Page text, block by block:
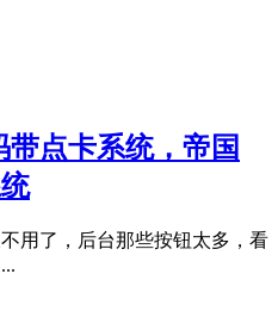
点卡系统，帝国
用了，后台那些按钮太多，看